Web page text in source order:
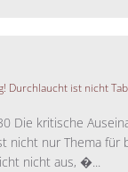
Durchlaucht ist nicht
Die kritische
nicht nur Thema für
nicht aus, �...